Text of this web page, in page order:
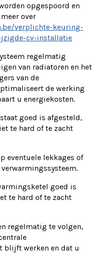
opgespoord en
over
verplichte-keuring-
cv-installatie
regelmatig
van radiatoren en het
van de
de werking
u energiekosten.
goed is afgesteld,
te hard of te zacht
eventuele lekkages of
goed is
te hard of te zacht
regelmatig te volgen,
blijft werken en dat u